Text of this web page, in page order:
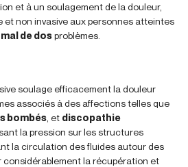
et à un soulagement de la douleur,
et non invasive aux personnes atteintes
mal de dosproblèmes.
soulage efficacement la douleur
associés à des affections telles que
bombés , et discopathie
la pression sur les structures
la circulation des fluides autour des
considérablement la récupération et